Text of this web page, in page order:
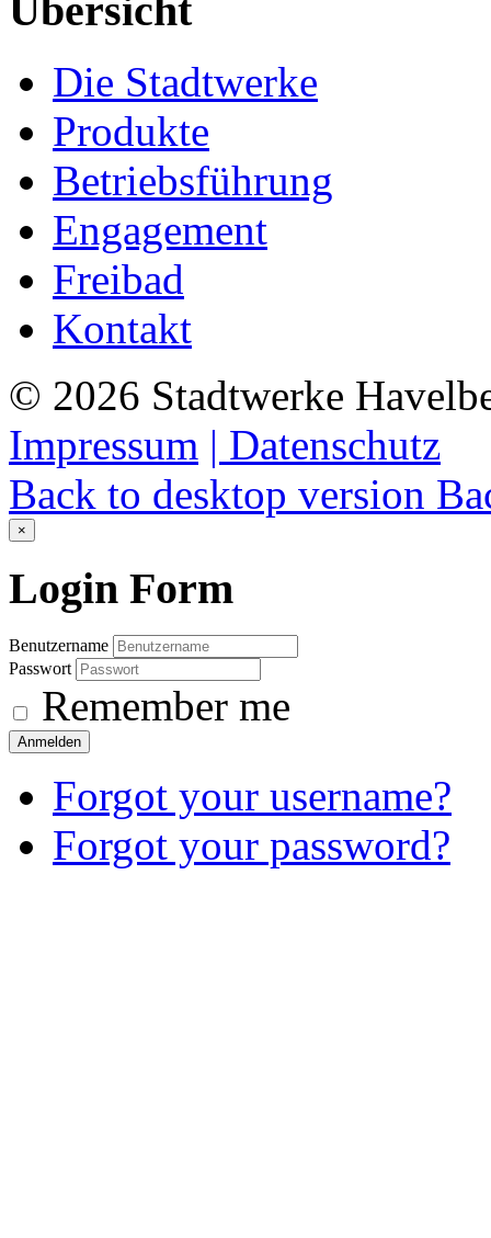
Übersicht
Die Stadtwerke
Produkte
Betriebsführung
Engagement
Freibad
Kontakt
© 2026 Stadtwerke
Impressum | Datenschutz
Back to desktop version
×
Login Form
Benutzername
Passwort
Remember me
Anmelden
Forgot your username?
Forgot your password?